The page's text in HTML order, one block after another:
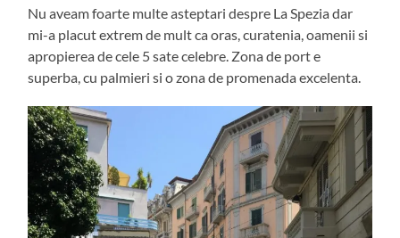
Nu aveam foarte multe asteptari despre La Spezia dar
mi-a placut extrem de mult ca oras, curatenia, oamenii si
apropierea de cele 5 sate celebre. Zona de port e
superba, cu palmieri si o zona de promenada excelenta.